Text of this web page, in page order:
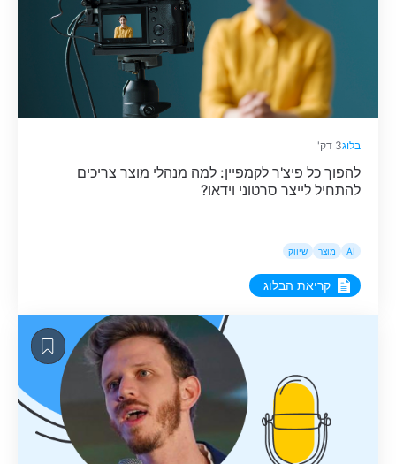
בלוג3 דק'
להפוך כל פיצ'ר לקמפיין: למה מנהלי מוצר צריכים
להתחיל לייצר סרטוני וידאו?
AI מוצר שיווק
קריאת הבלוג